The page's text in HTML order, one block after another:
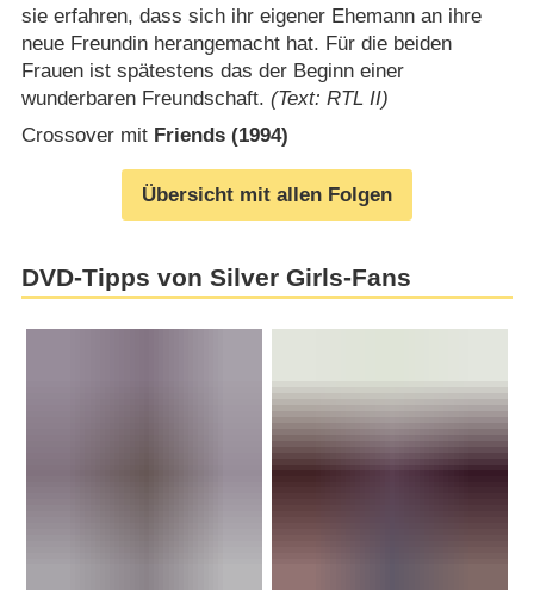
sie erfahren, dass sich ihr eigener Ehemann an ihre
neue Freundin herangemacht hat. Für die beiden
Frauen ist spätestens das der Beginn einer
wunderbaren Freundschaft. (Text: RTL II)
Crossover mit Friends (1994)
Übersicht mit allen Folgen
DVD-Tipps von Silver Girls-Fans